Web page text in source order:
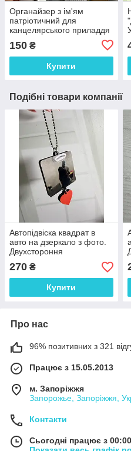
Органайзер з ім'ям
патріотичний для
канцелярського приладдя
150 ₴
Купити
Подібні товари компанії
Автопідвіска квадрат в
авто на дзеркало з фото.
Двухстороння
270 ₴
Купити
Про нас
96% позитивних з 321
Працює з 15.05.2013
м. Запоріжжя
Запорожье, Запоріжжя,
Контакти
Сьогодні працює з